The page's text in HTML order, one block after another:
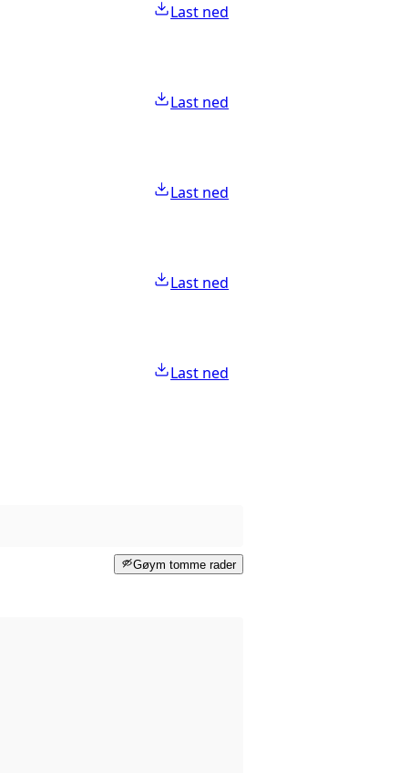
Last ned
Last ned
Last ned
Last ned
Last ned
Gøym tomme rader